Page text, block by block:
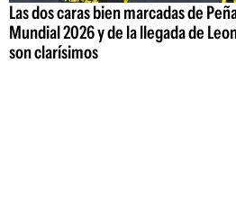
Las dos caras bien marcadas de
Mundial 2026 y de la llegada de
son clarísimos